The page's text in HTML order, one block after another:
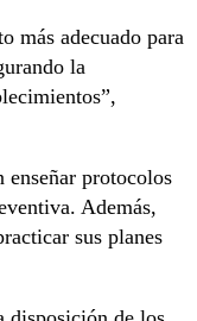
más adecuado para
la
protocolos
Además,
sus planes